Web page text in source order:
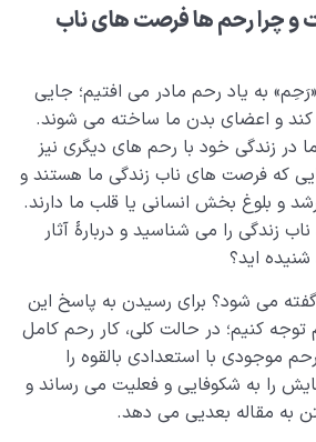
0/13
ترس از خداست یا مفهوم دیگری
و برای با تقوا شدن چه مراقبت
تقوا از محدود شدن ما جلوگیری
سختی ها و رنج های زندگی چیست؟
چگونه دوباره شگفتی را
و چرا رحم ها فرصت های ناب
به یاد رحم مادر می افتیم؛ جایی
و اعضای بدن ما ساخته می شوند.
در زندگی خود با رحم های دیگری نیز
که فرصت های ناب زندگی ما هستند و
و بلوغ بخش انسانی یا قلب ما دارند.
زندگی را می شناسید و دربارۀ آثار
اید؟
می شود؟ برای رسیدن به پاسخ این
توجه کنیم؛ در حالت کلی، کار رحم کامل
موجودی با استعدادی بالقوه را
را به شکوفایی و فعلیت می رساند و
به مقاله بعدیی می دهد.